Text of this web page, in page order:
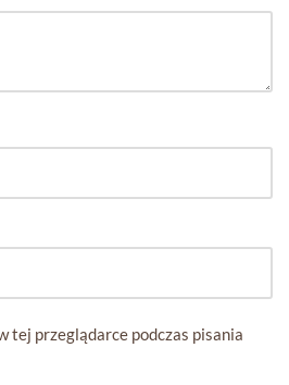
tej przeglądarce podczas pisania